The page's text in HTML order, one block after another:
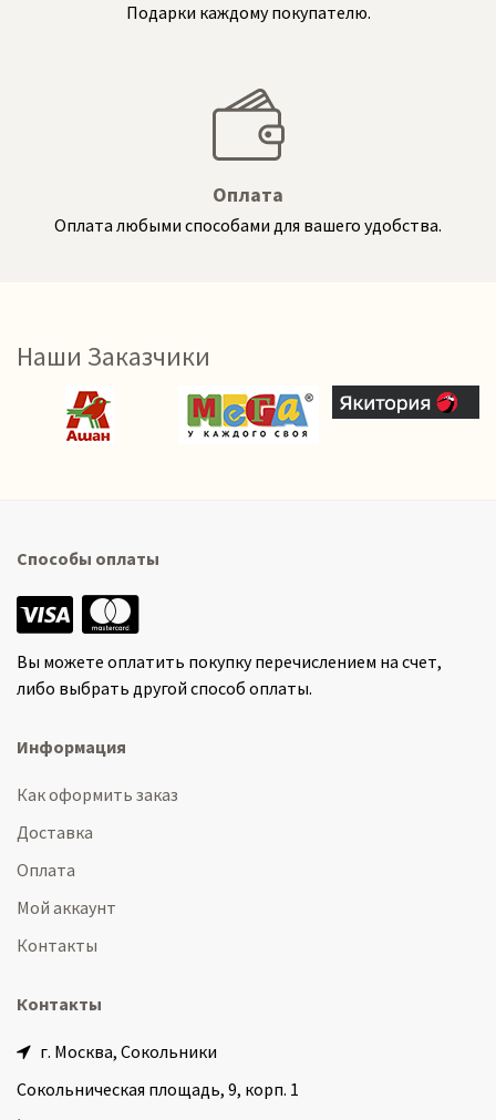
Подарки каждому покупателю.
Оплата
Оплата любыми способами для вашего удобства.
Наши Заказчики
Способы оплаты
Вы можете оплатить покупку перечислением на счет,
либо выбрать другой способ оплаты.
Информация
Как оформить заказ
Доставка
Оплата
Мой аккаунт
Контакты
Контакты
г. Москва, Сокольники
Сокольническая площадь, 9, корп. 1